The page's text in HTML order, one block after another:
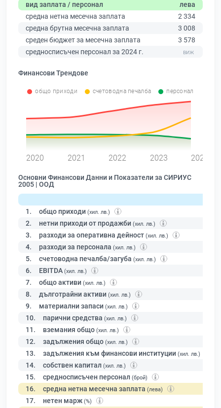
вид заплата / персонал
лева
средна нетна месечна заплата
2 334
средна брутна месечна заплата
3 008
среден бюджет за месечна заплата
3 578
средносписъчен персонал за 2024 г.
Финансови Трендове
общо приходи счетоводна печалба персонал
2020 2021 2022 2023 2024
Основни Финансови Данни и Показатели за СИРИУС
2005 | ООД
1. общо приходи (хил. лв.)
2. нетни приходи от продажби (хил. лв.)
3. разходи за оперативна дейност (хил. лв.)
4. разходи за персонала (хил. лв.)
5. счетоводна печалба/загуба (хил. лв.)
6. EBITDA (хил. лв.)
7. общо активи (хил. лв.)
8. дълготрайни активи (хил. лв.)
9. материални запаси (хил. лв.)
10. парични средства (хил. лв.)
11. вземания общо (хил. лв.)
12. задължения общо (хил. лв.)
13. задължения към финансови институции (хил. лв.)
14. собствен капитал (хил. лв.)
15. средносписъчен персонал (брой)
16. средна нетна месечна заплата (лева)
17. нетен марж (%)